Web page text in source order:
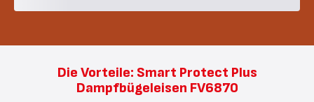
Die Vorteile: Smart Protect Plus
Dampfbügeleisen FV6870